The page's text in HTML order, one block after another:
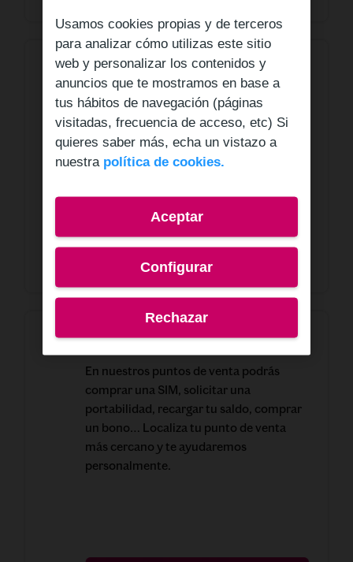
Habla con nosotros
Puedes hablar con nuestro centro de
atención al cliente de Lunes a Domingo
de 8 a 24 horas.
Ven a una tienda
En nuestros puntos de venta podrás
comprar una SIM, solicitar una
portabilidad, recargar tu saldo, comprar
un bono… Localiza tu punto de venta
más cercano y te ayudaremos
personalmente.
Usamos cookies propias y de terceros
para analizar cómo utilizas este sitio
web y personalizar los contenidos y
anuncios que te mostramos en base a
tus hábitos de navegación (páginas
visitadas, frecuencia de acceso, etc) Si
quieres saber más, echa un vistazo a
nuestra política de cookies.
Rechazar
Aceptar
Configurar